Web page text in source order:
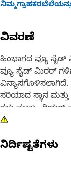
ವಿವರಣೆ
ಹಿಂಭಾಗದ ವ್ಯೂ
ವ್ಯೂ ಸೈಡ್ ಮಿರರ್
ಸರಿಯಾದ ಸ್ಥಾನ
ಗಳು ಮುಖ್ಯ. ರಿಯರ್-
ವೈಶಿಷ್ಟ್ಯಗಳಾಗಿವೆ,
ಅಪಘಾತಗಳನ್ನು
ನಿರ್ದಿಷ್ಟತೆಗಳು